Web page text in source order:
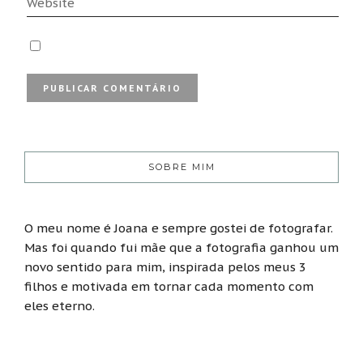
SOBRE MIM
O meu nome é Joana e sempre gostei de fotografar.
Mas foi quando fui mãe que a fotografia ganhou um
novo sentido para mim, inspirada pelos meus 3
filhos e motivada em tornar cada momento com
eles eterno.